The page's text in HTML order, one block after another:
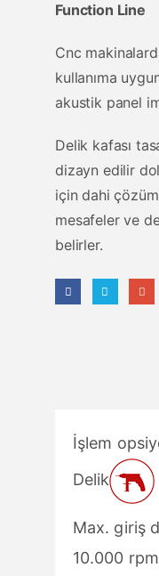
Function Line
Cnc
kullanıma
akustik panel
Delik kafası
dizayn edilir
için dahi
mesafeler ve
belirler.
İşlem
Delik
Max.
10.000 rpm